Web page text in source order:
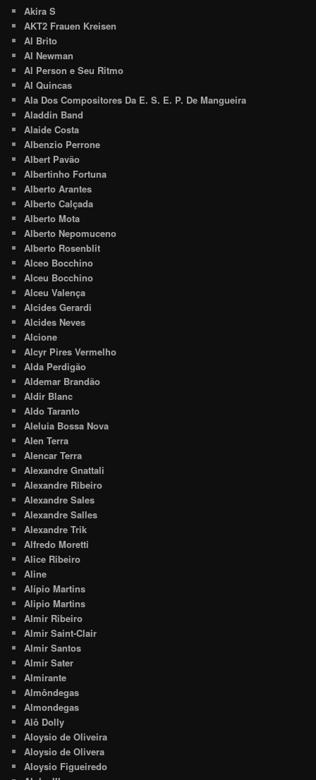
Akira S
AKT2 Frauen Kreisen
Al Brito
Al Newman
Al Person e Seu Ritmo
Al Quincas
Ala Dos Compositores Da E. S. E. P. De Mangueira
Aladdin Band
Alaide Costa
Albenzio Perrone
Albert Pavão
Albertinho Fortuna
Alberto Arantes
Alberto Calçada
Alberto Mota
Alberto Nepomuceno
Alberto Rosenblit
Alceo Bocchino
Alceu Bocchino
Alceu Valença
Alcides Gerardi
Alcides Neves
Alcione
Alcyr Pires Vermelho
Alda Perdigão
Aldemar Brandão
Aldir Blanc
Aldo Taranto
Aleluia Bossa Nova
Alen Terra
Alencar Terra
Alexandre Gnattali
Alexandre Ribeiro
Alexandre Sales
Alexandre Salles
Alexandre Trik
Alfredo Moretti
Alice Ribeiro
Aline
Alípio Martins
Alipio Martins
Almir Ribeiro
Almir Saint-Clair
Almir Santos
Almir Sater
Almirante
Almôndegas
Almondegas
Alô Dolly
Aloysio de Oliveira
Aloysio de Olivera
Aloysio Figueiredo